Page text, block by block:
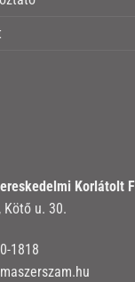
Korlátolt
Kötő u. 30.
1818